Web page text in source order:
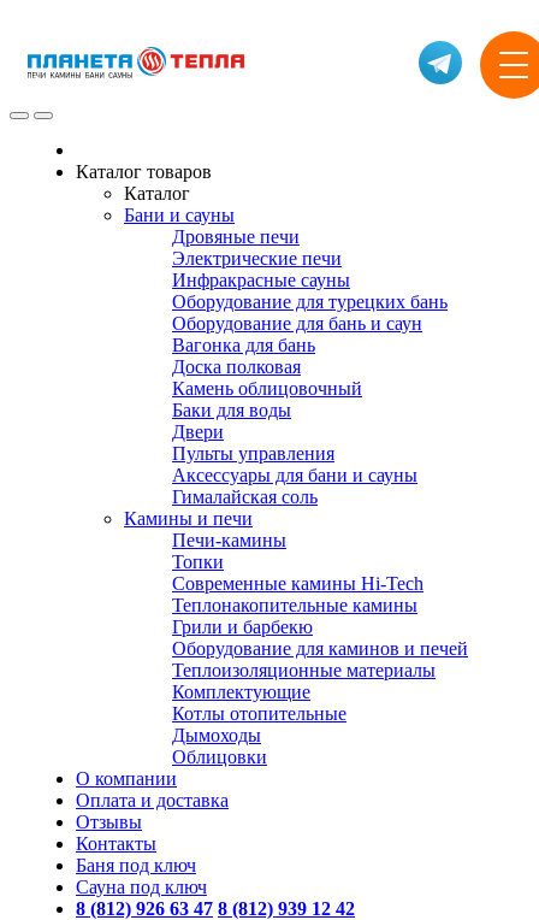
Каталог товаров
Каталог
Бани и сауны
Дровяные печи
Электрические печи
Инфракрасные сауны
Оборудование для турецких бань
Оборудование для бань и саун
Вагонка для бань
Доска полковая
Камень облицовочный
Баки для воды
Двери
Пульты управления
Аксессуары для бани и сауны
Гималайская соль
Камины и печи
Печи-камины
Топки
Современные камины Hi-Tech
Теплонакопительные камины
Грили и барбекю
Оборудование для каминов и печей
Теплоизоляционные материалы
Комплектующие
Котлы отопительные
Дымоходы
Облицовки
О компании
Оплата и доставка
Отзывы
Контакты
Баня под ключ
Сауна под ключ
8 (812) 926 63 47 8 (812) 939 12 42